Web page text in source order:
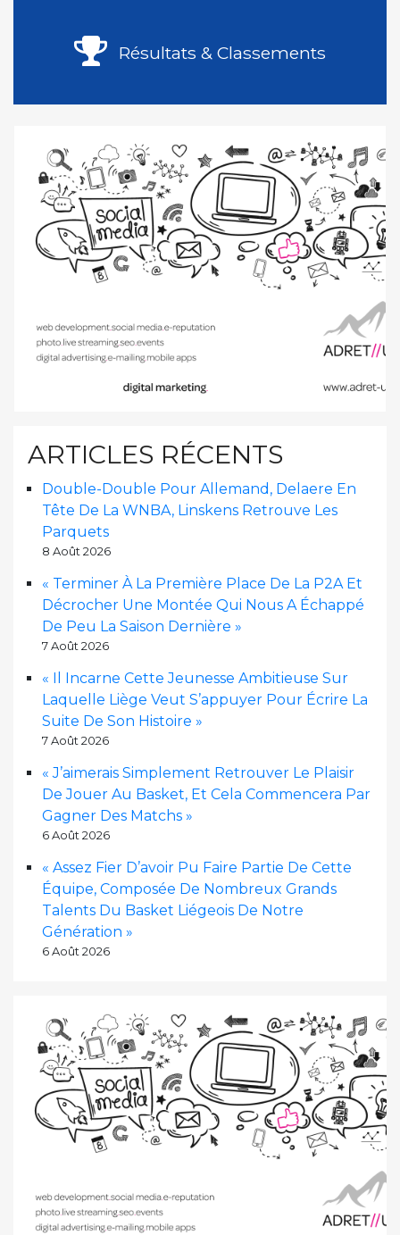
Résultats & Classements
ARTICLES RÉCENTS
Double-Double Pour Allemand, Delaere En
Tête De La WNBA, Linskens Retrouve Les
Parquets
8 Août 2026
« Terminer À La Première Place De La P2A Et
Décrocher Une Montée Qui Nous A Échappé
De Peu La Saison Dernière »
7 Août 2026
« Il Incarne Cette Jeunesse Ambitieuse Sur
Laquelle Liège Veut S’appuyer Pour Écrire La
Suite De Son Histoire »
7 Août 2026
« J’aimerais Simplement Retrouver Le Plaisir
De Jouer Au Basket, Et Cela Commencera Par
Gagner Des Matchs »
6 Août 2026
« Assez Fier D’avoir Pu Faire Partie De Cette
Équipe, Composée De Nombreux Grands
Talents Du Basket Liégeois De Notre
Génération »
6 Août 2026